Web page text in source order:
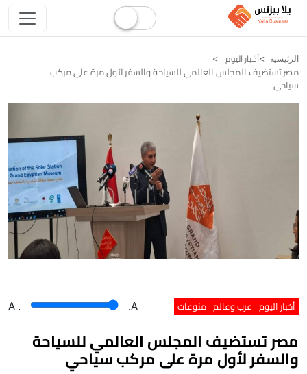
الرئيسيه أخبار اليوم
مصر تستضيف المجلس العالمي للسياحة والسفر لأول مرة على مركب
سياحي
أخبار اليوم عرب وعالم منوعات A . .A
مصر تستضيف المجلس العالمي للسياحة
والسفر لأول مرة على مركب سياحي